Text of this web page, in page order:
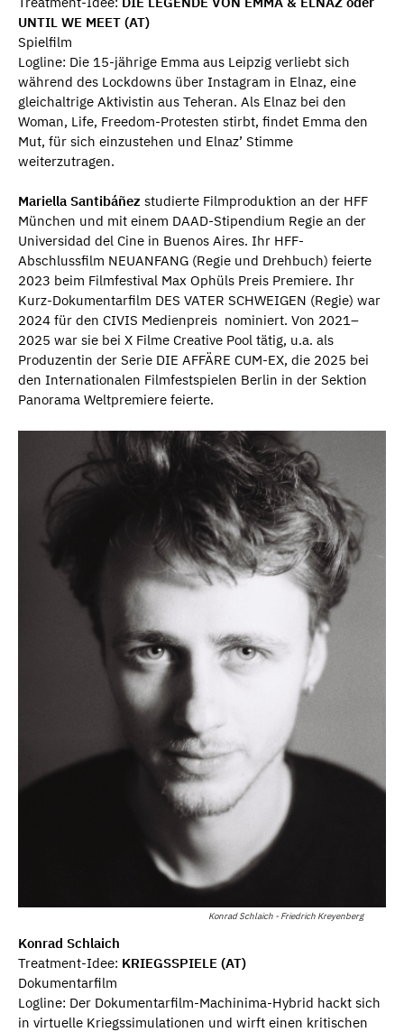
UNTIL WE MEET (AT)
Spielfilm
Logline: Die 15-jährige Emma aus Leipzig verliebt sich
während des Lockdowns über Instagram in Elnaz, eine
gleichaltrige Aktivistin aus Teheran. Als Elnaz bei den
Woman, Life, Freedom-Protesten stirbt, findet Emma den
Mut, für sich einzustehen und Elnaz’ Stimme
weiterzutragen.
Mariella Santibáñez studierte Filmproduktion an der HFF
München und mit einem DAAD-Stipendium Regie an der
Universidad del Cine in Buenos Aires. Ihr HFF-
Abschlussfilm NEUANFANG (Regie und Drehbuch) feierte
2023 beim Filmfestival Max Ophüls Preis Premiere. Ihr
Kurz-Dokumentarfilm DES VATER SCHWEIGEN (Regie) war
2024 für den CIVIS Medienpreis nominiert. Von 2021–
2025 war sie bei X Filme Creative Pool tätig, u.a. als
Produzentin der Serie DIE AFFÄRE CUM-EX, die 2025 bei
den Internationalen Filmfestspielen Berlin in der Sektion
Panorama Weltpremiere feierte.
Konrad Schlaich - Friedrich Kreyenberg
Konrad Schlaich
Treatment-Idee: KRIEGSSPIELE (AT)
Dokumentarfilm
Logline: Der Dokumentarfilm-Machinima-Hybrid hackt sich
in virtuelle Kriegssimulationen und wirft einen kritischen